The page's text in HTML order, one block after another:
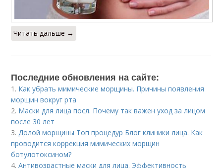
Читать дальше →
Последние обновления на сайте:
1. Как убрать мимические морщины. Причины появления
морщин вокруг рта
2. Маски для лица посл. Почему так важен уход за лицом
после 30 лет
3. Долой морщины Топ процедур Блог клиники лица. Как
проводится коррекция мимических морщин
ботулотоксином?
4.Антивозрастные маски для лица. Эффективность